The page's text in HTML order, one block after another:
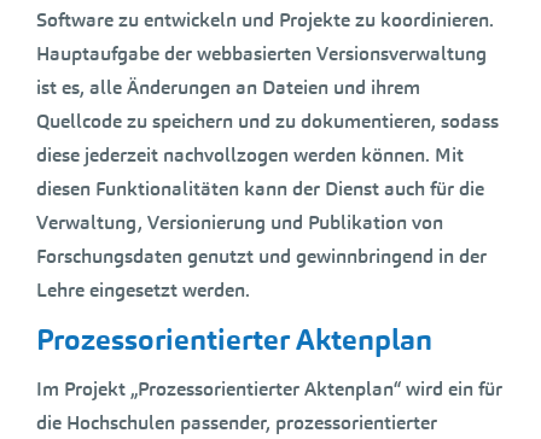
Software zu entwickeln und Projekte zu koordinieren.
Hauptaufgabe der webbasierten Versionsverwaltung
ist es, alle Änderungen an Dateien und ihrem
Quellcode zu speichern und zu dokumentieren, sodass
diese jederzeit nachvollzogen werden können. Mit
diesen Funktionalitäten kann der Dienst auch für die
Verwaltung, Versionierung und Publikation von
Forschungsdaten genutzt und gewinnbringend in der
Lehre eingesetzt werden.
Prozessorientierter Aktenplan
Im Projekt „Prozessorientierter Aktenplan“ wird ein für
die Hochschulen passender, prozessorientierter